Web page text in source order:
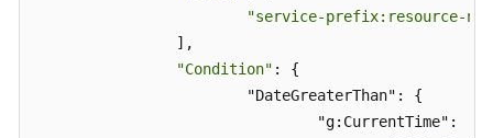
"service-prefix:resource-
"Condition" : {
				"g
:CurrentTime": [